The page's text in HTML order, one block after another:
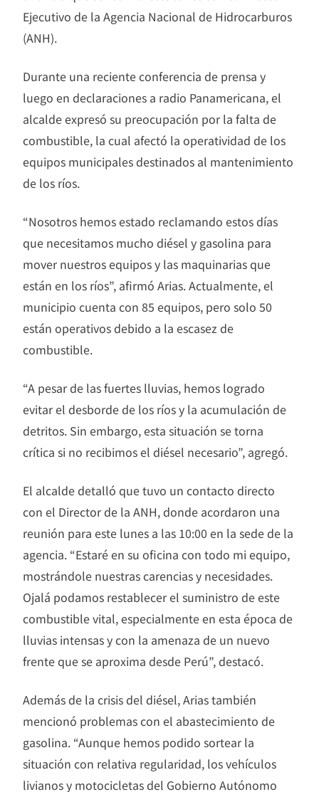
Ejecutivo de la Agencia Nacional de Hidrocarburos
(ANH).
Durante una reciente conferencia de prensa y
luego en declaraciones a radio Panamericana, el
alcalde expresó su preocupación por la falta de
combustible, la cual afectó la operatividad de los
equipos municipales destinados al mantenimiento
de los ríos.
“Nosotros hemos estado reclamando estos días
que necesitamos mucho diésel y gasolina para
mover nuestros equipos y las maquinarias que
están en los ríos”, afirmó Arias. Actualmente, el
municipio cuenta con 85 equipos, pero solo 50
están operativos debido a la escasez de
combustible.
“A pesar de las fuertes lluvias, hemos logrado
evitar el desborde de los ríos y la acumulación de
detritos. Sin embargo, esta situación se torna
crítica si no recibimos el diésel necesario”, agregó.
El alcalde detalló que tuvo un contacto directo
con el Director de la ANH, donde acordaron una
reunión para este lunes a las 10:00 en la sede de la
agencia. “Estaré en su oficina con todo mi equipo,
mostrándole nuestras carencias y necesidades.
Ojalá podamos restablecer el suministro de este
combustible vital, especialmente en esta época de
lluvias intensas y con la amenaza de un nuevo
frente que se aproxima desde Perú”, destacó.
Además de la crisis del diésel, Arias también
mencionó problemas con el abastecimiento de
gasolina. “Aunque hemos podido sortear la
situación con relativa regularidad, los vehículos
livianos y motocicletas del Gobierno Autónomo